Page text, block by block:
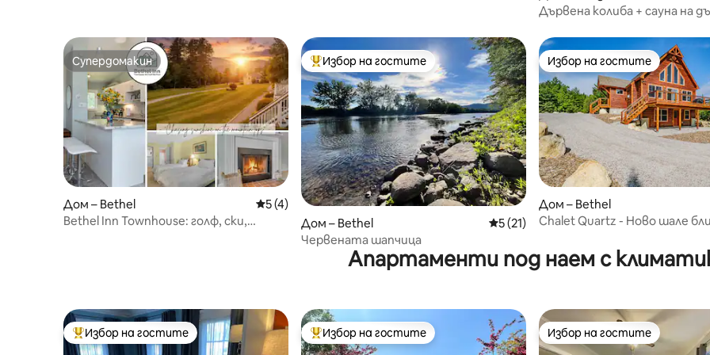
Дървена колиба + сауна на
Супердомакин
Супердомакин
Дом – Bethel Средна оценка: 5 от 5, 4 отзива
5 (4)
Bethel Inn Townhouse: голф, ски,
Най-популярен избор на гостите
Избор на гостите
Дом – Bethel Средна оценка: 5 от 5, 21 отзива
5 (21)
Червената шапчица
Избор на гостите
Избор на гостите
Дом – Bethel
Chalet Quartz - Ново шале
Апартаменти под наем с
Най-популярен избор на гостите
Избор на гостите Най-популярен избор на гостите
Избор на гостите Избор на гостите
Избор на гостите